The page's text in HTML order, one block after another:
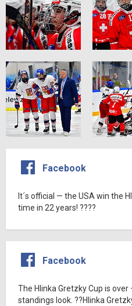
Facebook
It´s official — the USA win the
time in 22 years! ????
Facebook
The Hlinka Gretzky Cup is over
standings look. ??Hlinka